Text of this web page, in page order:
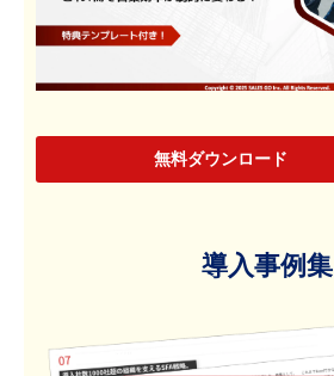
無料ダウンロード
導入事例集